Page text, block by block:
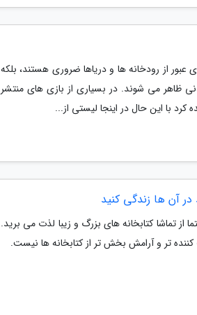
عبور از رودخانه ها و دریاها ضروری هستند، بلکه
ظاهر می شوند. در بسیاری از بازی های منتشر
با این حال در اینجا لیستی از...
از تماشا کتابخانه های بزرگ و زیبا لذت می برید.
تر و آرامش بخش تر از کتابخانه ها نیست.